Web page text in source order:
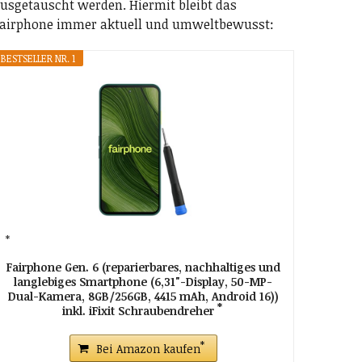
werden. Hiermit bleibt das
immer aktuell und umweltbewusst:
BESTSELLER NR. 1
Fairphone Gen. 6 (reparierbares, nachhaltiges und
langlebiges Smartphone (6,31"-Display, 50-MP-
Dual-Kamera, 8GB/256GB, 4415 mAh, Android 16))
inkl. iFixit Schraubendreher
Bei Amazon kaufen